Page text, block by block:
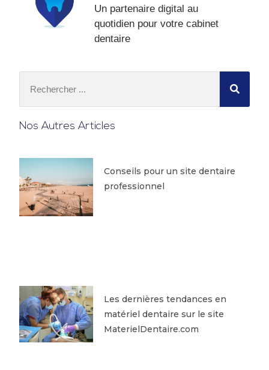
Un partenaire digital au
quotidien pour votre cabinet
dentaire
Nos Autres Articles
Conseils pour un site dentaire
professionnel
Les dernières tendances en
matériel dentaire sur le site
MaterielDentaire.com